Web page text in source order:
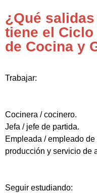
¿Qué
tiene el Ciclo
de Cocina y
Trabajar:
Cocinera / cocinero.
Jefa / jefe de partida.
Empleada / empleado
producción y servicio de
Seguir estudiando: